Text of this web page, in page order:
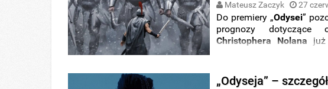
Mateusz Zaczyk 27
Do premiery „Odysei”
prognozy dotyczące
Christophera
Nolana już
Choć zainteresowanie
mają problem z
widowisko podczas
„Odyseja” –